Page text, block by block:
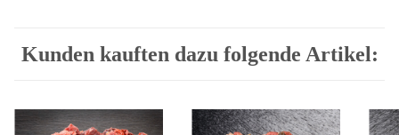
Kunden kauften dazu folgende Artikel: